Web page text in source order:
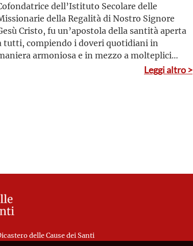
dell’Istituto Secolare delle
della Regalità di Nostro Signore
Cristo, fu un’apostola della santità aperta
tutti, compiendo i doveri quotidiani in
armoniosa e in mezzo a molteplici
Leggi altro >
delle Cause dei Santi